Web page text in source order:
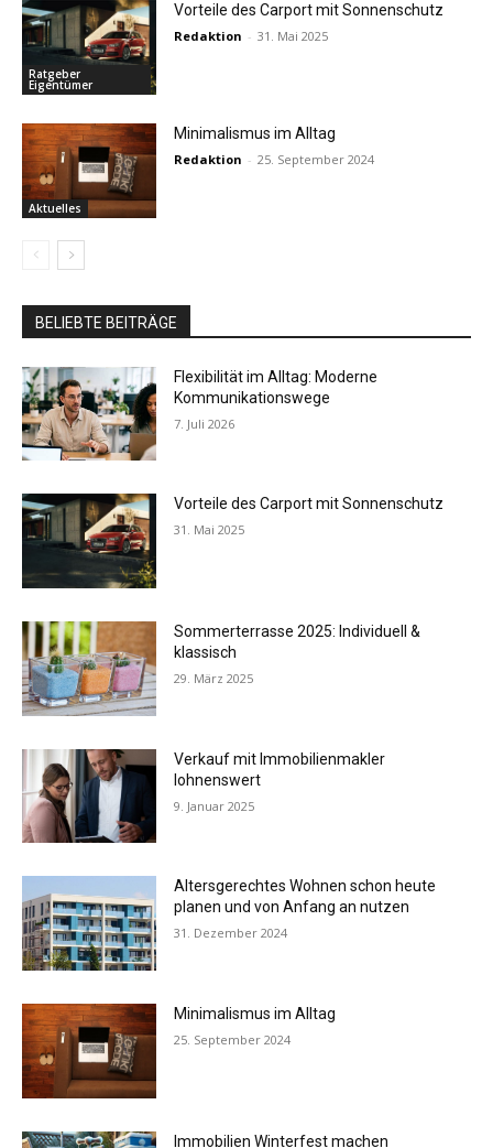
Ratgeber
Eigentümer
Vorteile des Carport mit Sonnenschutz
Redaktion - 31. Mai 2025
Aktuelles
Minimalismus im Alltag
Redaktion - 25. September 2024
BELIEBTE BEITRÄGE
Flexibilität im Alltag: Moderne
Kommunikationswege
7. Juli 2026
Vorteile des Carport mit Sonnenschutz
31. Mai 2025
Sommerterrasse 2025: Individuell &
klassisch
29. März 2025
Verkauf mit Immobilienmakler
lohnenswert
9. Januar 2025
Altersgerechtes Wohnen schon heute
planen und von Anfang an nutzen
31. Dezember 2024
Minimalismus im Alltag
25. September 2024
Immobilien Winterfest machen